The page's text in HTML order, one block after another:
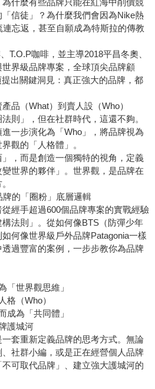
什麼有些品牌只能在紅海中削價競
信徒」？為什麼我們會因為Nike熱
忘返，甚至自願成為特斯拉的傳教
T.O.P咖啡，並主導2018平昌冬奧、
界級品牌專案，全球頂尖品牌顧
出關鍵洞見：真正強大的品牌，都
品（What）到賣人設（Who）
則」，但在社群時代，這還不夠。
一步演化為「Who」，將品牌視為
觀的「人格體」。
，而是創造一個獨特的視角，定義
世界的夥伴」。世界觀，是品牌在
的「圈粉」底層邏輯
經手超過600個品牌專案的實戰經驗
法則」。從如何像BTS（防彈少年
何像世界級戶外品牌Patagonia一樣
過豐富的案例，一步步教你為品牌
「世界觀思維」
格（Who）
成為「共同體」
護城河
套重新定義品牌的思考方式。無論
社群小編，或是正在經營個人品牌
可取代品牌」、建立強大護城河的